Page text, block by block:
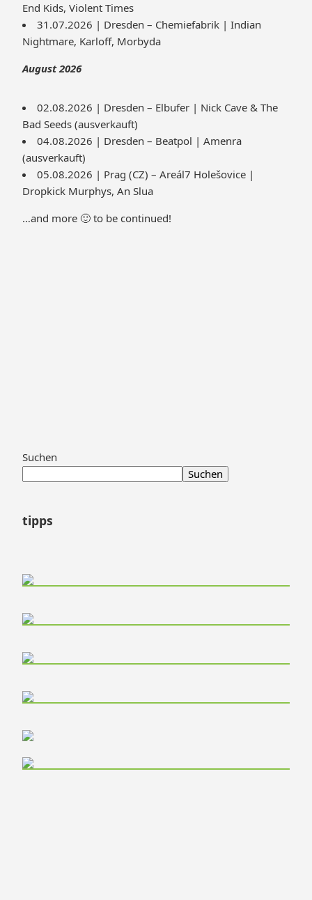
End Kids, Violent Times
31.07.2026 | Dresden – Chemiefabrik | Indian
Nightmare, Karloff, Morbyda
August 2026
02.08.2026 | Dresden – Elbufer | Nick Cave & The
Bad Seeds (ausverkauft)
04.08.2026 | Dresden – Beatpol | Amenra
(ausverkauft)
05.08.2026 | Prag (CZ) – Areál7 Holešovice |
Dropkick Murphys, An Slua
…and more 🙂 to be continued!
Zum
Suchen
Suchen
tipps